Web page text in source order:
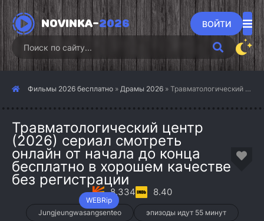
NOVINKA-2026 ВОЙТИ
Фильмы 2026 бесплатно » Драмы 2026 » Травматологический центр (2026)
Травматологический центр
(2026) сериал смотреть
онлайн от начала до конца
бесплатно в хорошем качестве
без регистрации
WEBRip
8.334 8.40
Jungjeungwasangsenteo эпизоды идут 55 минут